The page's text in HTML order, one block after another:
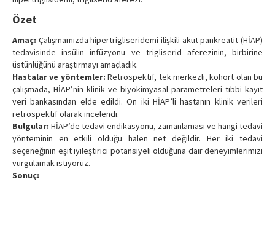
Özet
Amaç: Çalışmamızda hipertrigliseridemi ilişkili akut pankreatit (HİAP)
tedavisinde insülin infüzyonu ve trigliserid aferezinin, birbirine
üstünlüğünü araştırmayı amaçladık.
Hastalar ve yöntemler: Retrospektif, tek merkezli, kohort olan bu
çalışmada, HİAP’nin klinik ve biyokimyasal parametreleri tıbbi kayıt
veri bankasından elde edildi. On iki HİAP’li hastanın klinik verileri
retrospektif olarak incelendi.
Bulgular: HİAP’de tedavi endikasyonu, zamanlaması ve hangi tedavi
yönteminin en etkili olduğu halen net değildir. Her iki tedavi
seçeneğinin eşit iyileştirici potansiyeli olduğuna dair deneyimlerimizi
vurgulamak istiyoruz.
Sonuç: